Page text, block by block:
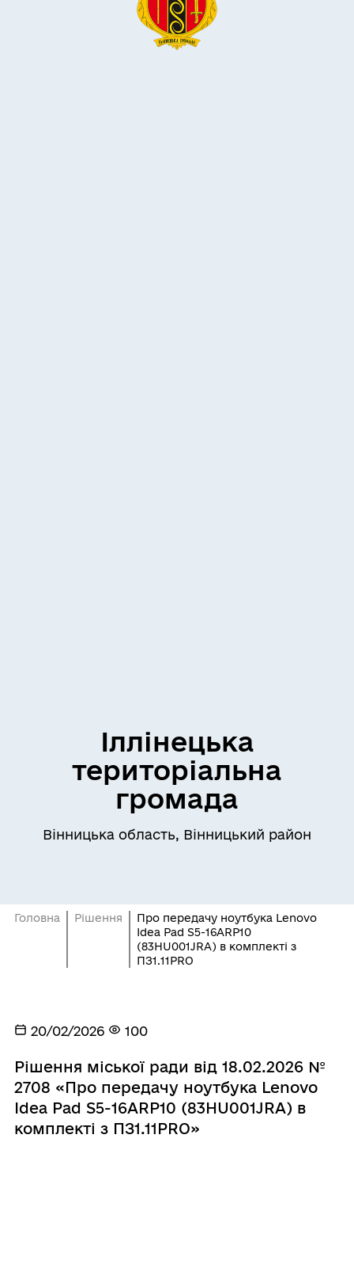
Іллінецька
територіальна
громада
Вінницька область, Вінницький район
Головна Рішення
Про передачу ноутбука Lenovo
Idea Pad S5-16ARP10
(83HU001JRA) в комплекті з
ПЗ1.11PRO
20/02/2026 100
Рішення міської ради від 18.02.2026 №
2708 «Про передачу ноутбука Lenovo
Idea Pad S5-16ARP10 (83HU001JRA) в
комплекті з ПЗ1.11PRO»